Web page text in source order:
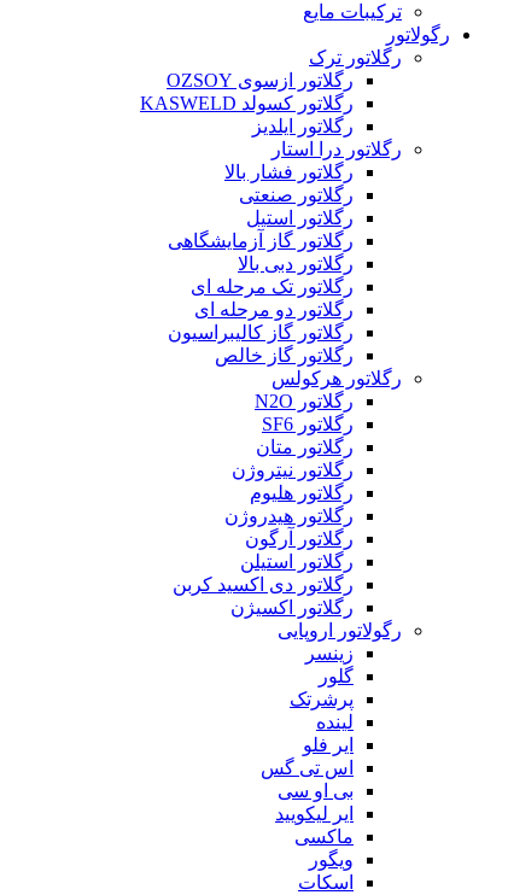
ترکیبات مایع
رگولاتور
رگلاتور ترک
رگلاتور ازسوی OZSOY
رگلاتور کسولد KASWELD
رگلاتور ایلدیز
رگلاتور درا استار
رگلاتور فشار بالا
رگلاتور صنعتی
رگلاتور استیل
رگلاتور گاز آزمایشگاهی
رگلاتور دبی بالا
رگلاتور تک مرحله ای
رگلاتور دو مرحله ای
رگلاتور گاز کالیبراسیون
رگلاتور گاز خالص
رگلاتور هرکولس
رگلاتور N2O
رگلاتور SF6
رگلاتور متان
رگلاتور نیتروژن
رگلاتور هلیوم
رگلاتور هیدروژن
رگلاتور آرگون
رگلاتور استیلن
رگلاتور دی اکسید کربن
رگلاتور اکسیژن
رگولاتور اروپایی
زینسر
گلور
پرشرتک
لینده
ایر فلو
اس تی گس
بی او سی
ایر لیکویید
ماکسی
ویگور
اسکات